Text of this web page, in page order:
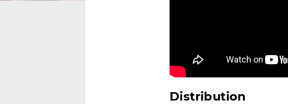
Distribution